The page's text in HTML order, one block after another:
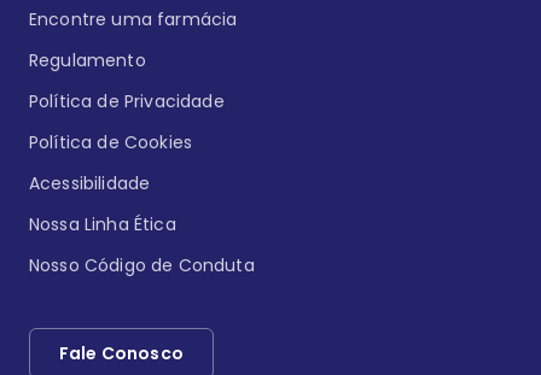
Encontre uma farmácia
Regulamento
Política de Privacidade
Política de Cookies
Acessibilidade
Nossa Linha Ética
Nosso Código de Conduta
Fale Conosco